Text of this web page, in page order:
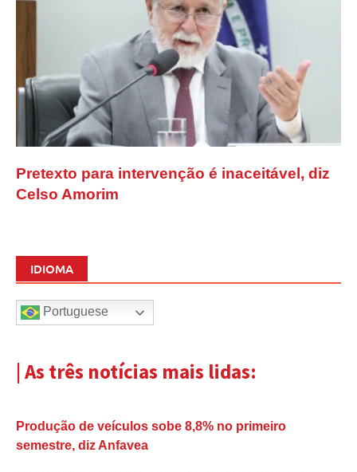
Pretexto para intervenção é inaceitável, diz
Celso Amorim
IDIOMA
Portuguese
| As três notícias mais lidas:
Produção de veículos sobe 8,8% no primeiro
semestre, diz Anfavea